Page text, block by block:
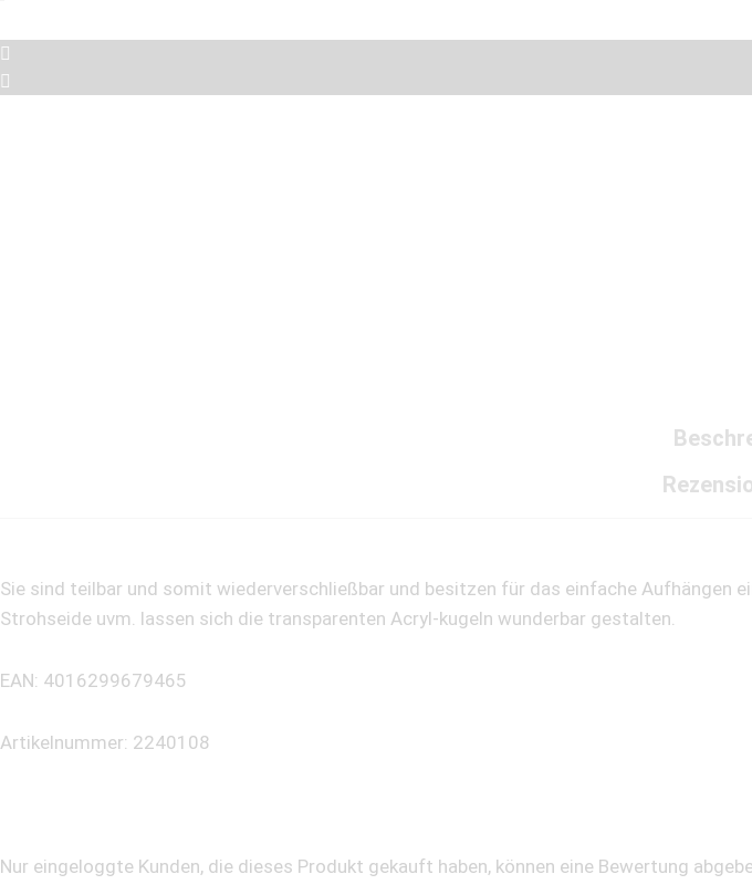
c
h
Sie sind teilbar und somit wiederverschließbar und besitzen für das einfache Aufhängen
Strohseide uvm. lassen sich die transparenten Acryl-kugeln wunderbar gestalten.
EAN: 4016299679465
Artikelnummer: 2240108
Nur eingeloggte Kunden, die dieses Produkt gekauft haben, können eine Bewertung